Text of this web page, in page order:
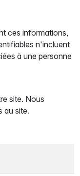
ces informations,
n'incluent
à une personne
site. Nous
au site.